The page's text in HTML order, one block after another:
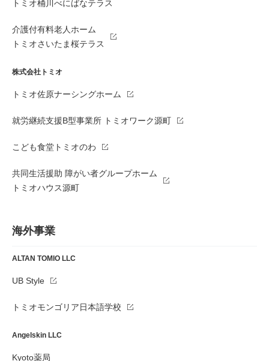
トミオ桶川べにばなテラス
介護付有料老人ホーム
トミオさいたま桜テラス
株式会社トミオ
トミオ佐原ナーシングホーム
就労継続支援B型事業所 トミオワーク源町
こども食堂トミオのわ
共同生活援助 障がい者グループホーム
トミオハウス源町
海外事業
ALTAN TOMIO LLC
UB Style
トミオモンゴリア日本語学校
Angelskin LLC
Kyoto薬局